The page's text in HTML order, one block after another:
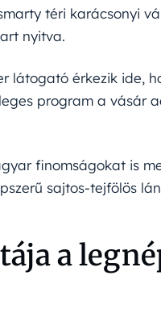
téri karácsonyi
nyitva.
látogató érkezik ide,
program a vásár
finomságokat is
sajtos-tejfölös
a